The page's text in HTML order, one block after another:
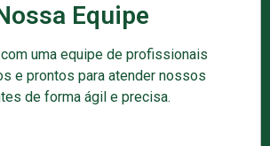
Equipe
uma equipe de profissionais
e prontos para atender nossos
de forma ágil e precisa.